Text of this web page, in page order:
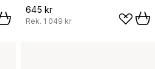
645 kr
Rek. 1 049 kr